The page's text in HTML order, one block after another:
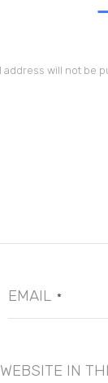
address will not be
EMAIL *
IN